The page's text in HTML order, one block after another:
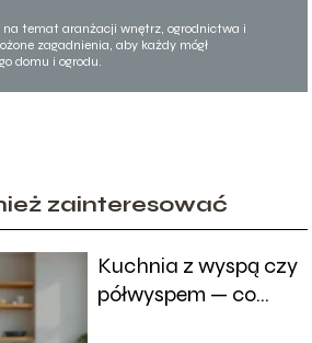
temat aranżacji wnętrz, ogrodnictwa i
zagadnienia, aby każdy mógł
domu i ogrodu.
zainteresować
Kuchnia z wyspą czy
półwyspem — co